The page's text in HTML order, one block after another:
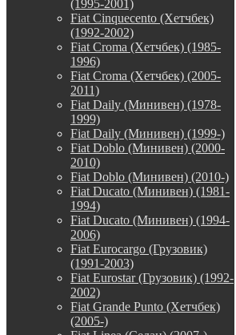
(1995-2001)
Fiat Cinquecento (Хетчбек)
(1992-2002)
Fiat Croma (Хетчбек) (1985-
1996)
Fiat Croma (Хетчбек) (2005-
2011)
Fiat Daily (Минивен) (1978-
1999)
Fiat Daily (Минивен) (1999-)
Fiat Doblo (Минивен) (2000-
2010)
Fiat Doblo (Минивен) (2010-)
Fiat Ducato (Минивен) (1981-
1994)
Fiat Ducato (Минивен) (1994-
2006)
Fiat Eurocargo (Грузовик)
(1991-2003)
Fiat Eurostar (Грузовик) (1992-
2002)
Fiat Grande Punto (Хетчбек)
(2005-)